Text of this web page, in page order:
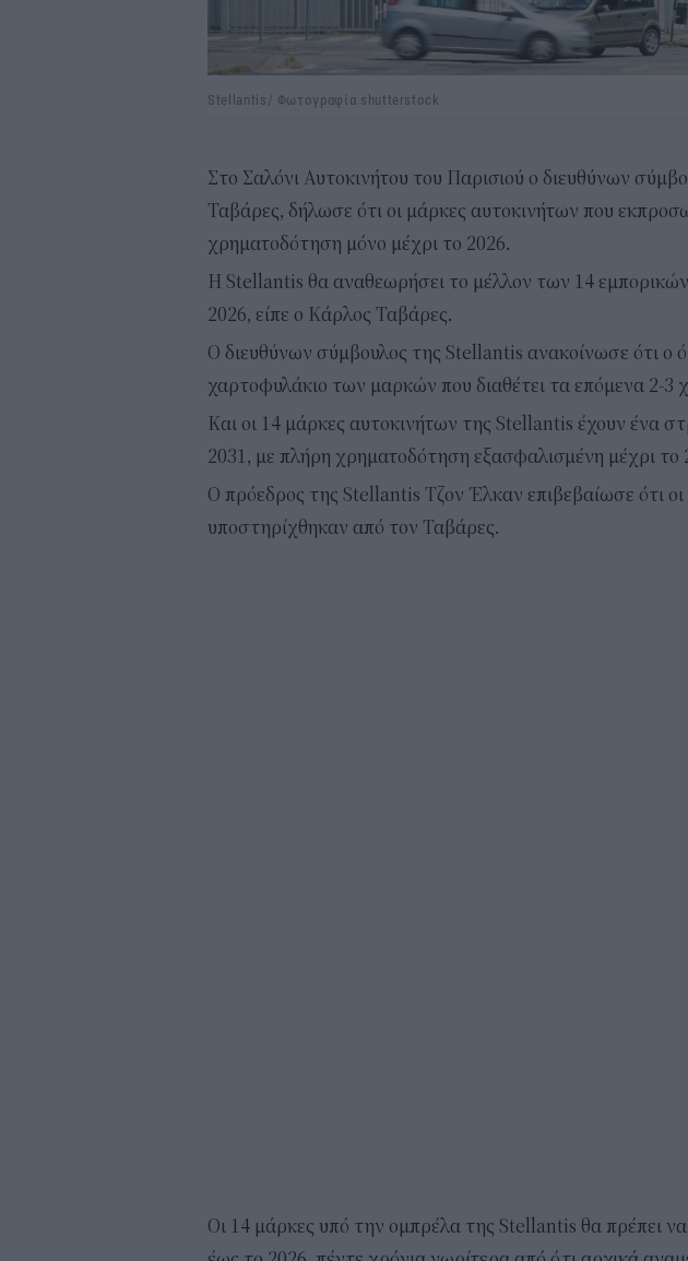
Stellantis/ Φωτογραφία shutterstock
Στο Σαλόνι Αυτοκινήτου του Παρισιού ο διευθύνων
Ταβάρες, δήλωσε ότι οι μάρκες αυτοκινήτων που
χρηματοδότηση μόνο μέχρι το 2026.
Η Stellantis θα αναθεωρήσει το μέλλον των 14
2026, είπε ο Κάρλος Ταβάρες.
Ο διευθύνων σύμβουλος της Stellantis ανακοίνωσε ότι ο
χαρτοφυλάκιο των μαρκών που διαθέτει τα επόμενα 2-3
Και οι 14 μάρκες αυτοκινήτων της Stellantis έχουν ένα
2031, με πλήρη χρηματοδότηση εξασφαλισμένη μέχρι το
Ο πρόεδρος της Stellantis Τζον Έλκαν επιβεβαίωσε ότι οι
υποστηρίχθηκαν από τον Ταβάρες.
Οι 14 μάρκες υπό την ομπρέλα της Stellantis θα πρέπει να